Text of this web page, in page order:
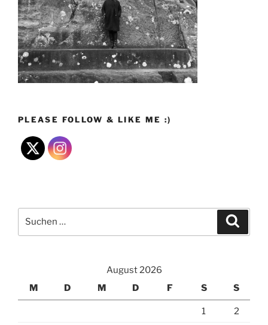
PLEASE FOLLOW & LIKE ME :)
nach:
August 2026
M
D M D F S S
1 2